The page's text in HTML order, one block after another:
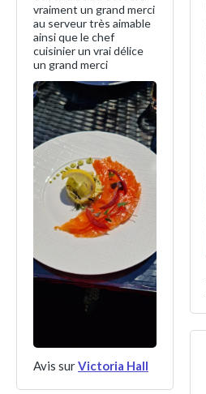
vraiment un grand merci
au serveur très aimable
ainsi que le chef
cuisinier un vrai délice
un grand merci
Avis surVictoria Hall